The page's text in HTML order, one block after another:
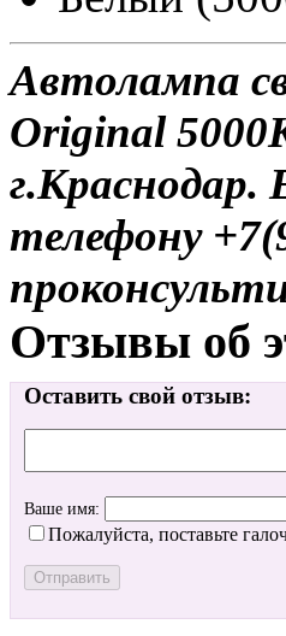
Автолампа
Original
г.Краснодар.
телефону
Отзывы об
Оставить свой отзыв:
Ваше имя:
Пожалуйста, поставьте